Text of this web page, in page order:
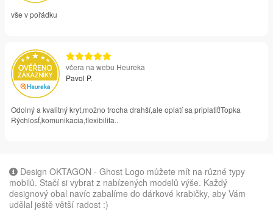
vše v pořádku
včera na webu Heureka
Pavol P.
Odolný a kvalitný kryt,možno trocha drahší,ale oplatí sa priplatiť!Topka
Rýchlosť,komunikacia,flexibilita..
Design OKTAGON - Ghost Logo můžete mít na různé typy
mobilů. Stačí si vybrat z nabízených modelů výše. Každý
designový obal navíc zabalíme do dárkové krabičky, aby Vám
udělal ještě větší radost :)